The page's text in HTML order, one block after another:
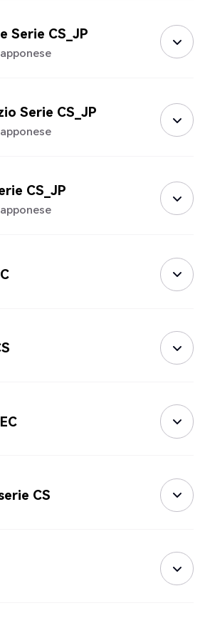
Serie CS_JP
Serie CS_JP
CS_JP
CS